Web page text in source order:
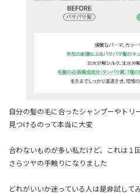
自分の髪の毛に合ったシャンプーやトリ
見つけるのって本当に大変
合わないものが多い私だけど、これは１
さらツヤの手触りになりました
どれがいいか迷っている人は是非試して